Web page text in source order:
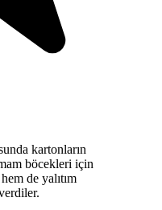
kartonların
böcekleri için
de yalıtım